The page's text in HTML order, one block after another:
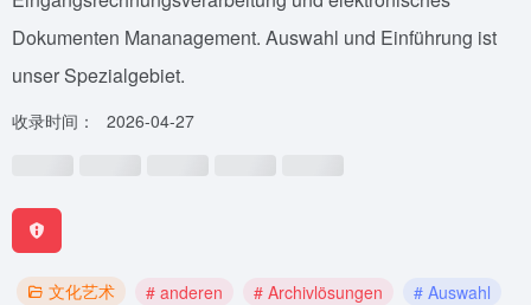
Dokumenten Mananagement. Auswahl und Einführung ist
unser Spezialgebiet.
收录时间： 2026-04-27
文化艺术 # anderen # Archivlösungen
# Auswahl